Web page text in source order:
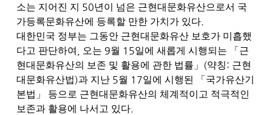
소는 지어진 지 50년이 넘은 근현대문화유산으로서 국
가등록문화유산에 등록할 만한 가치가 있다.
대한민국 정부는 그동안 근현대문화유산 보호가 미흡했
다고 판단하여
오는 9월 15일에 새롭게 시행되는 「 근
현대문화유산의 보존 및 활용에 관한 법률 」 (약칭: 근현
대문화유산법)과 지난 5월 17일에 시행된 「 국가유산기
본법 」 등으로 근현대문화유산의 체계적이고 적극적인
보존과 활용에 나서고 있다.